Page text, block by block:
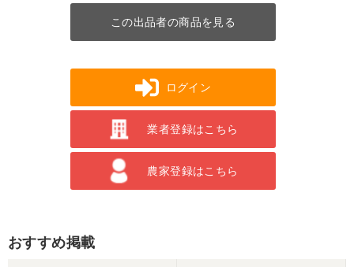
この出品者の商品を見る
ログイン
業者登録はこちら
農家登録はこちら
おすすめ掲載